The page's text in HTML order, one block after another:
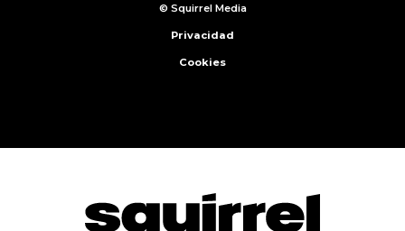
© Squirrel Media
Privacidad
Cookies